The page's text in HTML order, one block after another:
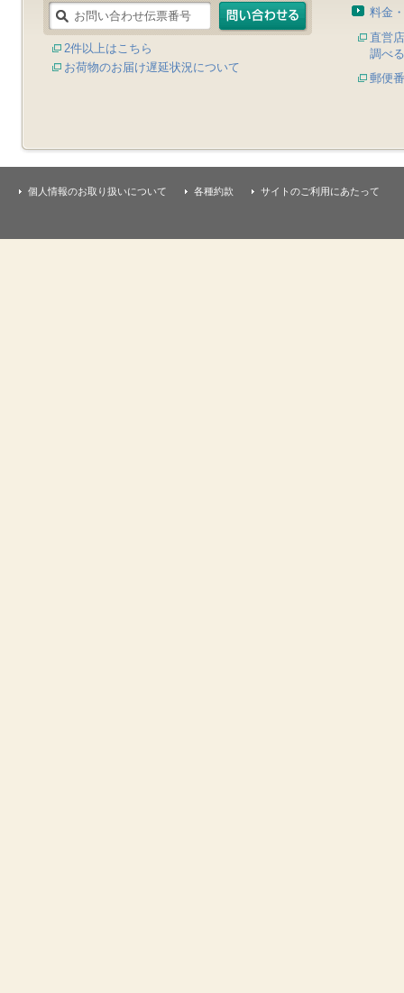
2件以上はこちら
お荷物のお届け遅延状況について
料金
直営
調べる
郵便
個人情報のお取り扱いについて 各種約款 サイトのご利用にあたって